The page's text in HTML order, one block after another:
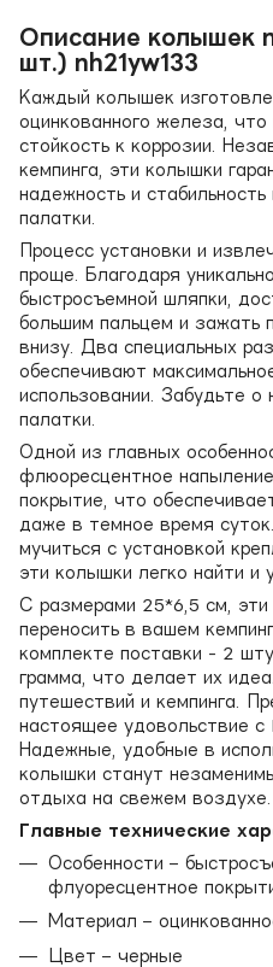
Описание колышек
шт.) nh21yw133
Каждый колышек
оцинкованного железа, что
стойкость к коррозии.
кемпинга, эти колышки
надежность и
палатки.
Процесс установки и
проще. Благодаря
быстросъемной шляпки,
большим пальцем и зажать
внизу. Два специальных
обеспечивают
использовании. Забудьте о
палатки.
Одной из главных
флюоресцентное
покрытие, что
даже в темное время
мучиться с установкой
эти колышки легко найти и
С размерами 25*6,5 см, эти
переносить в вашем
комплекте поставки - 2
грамма, что делает их
путешествий и кемпинга.
настоящее удовольствие с
Надежные, удобные в
колышки станут
отдыха на свежем воздухе.
Главные технические
Особенности –
флуоресцентное
Материал –
Цвет – черные